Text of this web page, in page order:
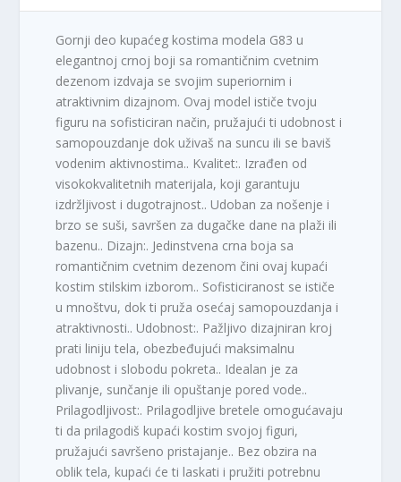
Gornji deo kupaćeg kostima modela G83 u
elegantnoj crnoj boji sa romantičnim cvetnim
dezenom izdvaja se svojim superiornim i
atraktivnim dizajnom. Ovaj model ističe tvoju
figuru na sofisticiran način, pružajući ti udobnost i
samopouzdanje dok uživaš na suncu ili se baviš
vodenim aktivnostima.. Kvalitet:. Izrađen od
visokokvalitetnih materijala, koji garantuju
izdržljivost i dugotrajnost.. Udoban za nošenje i
brzo se suši, savršen za dugačke dane na plaži ili
bazenu.. Dizajn:. Jedinstvena crna boja sa
romantičnim cvetnim dezenom čini ovaj kupaći
kostim stilskim izborom.. Sofisticiranost se ističe
u mnoštvu, dok ti pruža osećaj samopouzdanja i
atraktivnosti.. Udobnost:. Pažljivo dizajniran kroj
prati liniju tela, obezbeđujući maksimalnu
udobnost i slobodu pokreta.. Idealan je za
plivanje, sunčanje ili opuštanje pored vode..
Prilagodljivost:. Prilagodljive bretele omogućavaju
ti da prilagodiš kupaći kostim svojoj figuri,
pružajući savršeno pristajanje.. Bez obzira na
oblik tela, kupaći će ti laskati i pružiti potrebnu